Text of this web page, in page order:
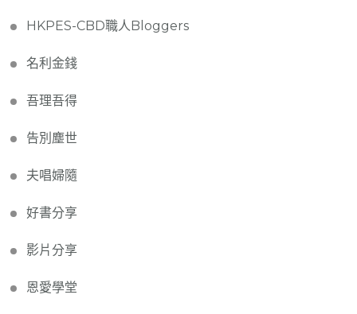
HKPES-CBD職人Bloggers
名利金錢
吾理吾得
告別塵世
夫唱婦隨
好書分享
影片分享
恩愛學堂